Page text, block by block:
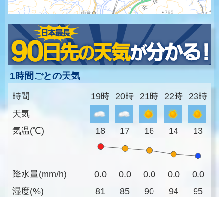
1時間ごとの天気
時間
天気
気温(℃)
降水量(mm/h)
湿度(%)
19時 20時 21時 22時 23時
18 17 16 14 13
0.0 0.0 0.0 0.0
0.0
81
85 90 94
95